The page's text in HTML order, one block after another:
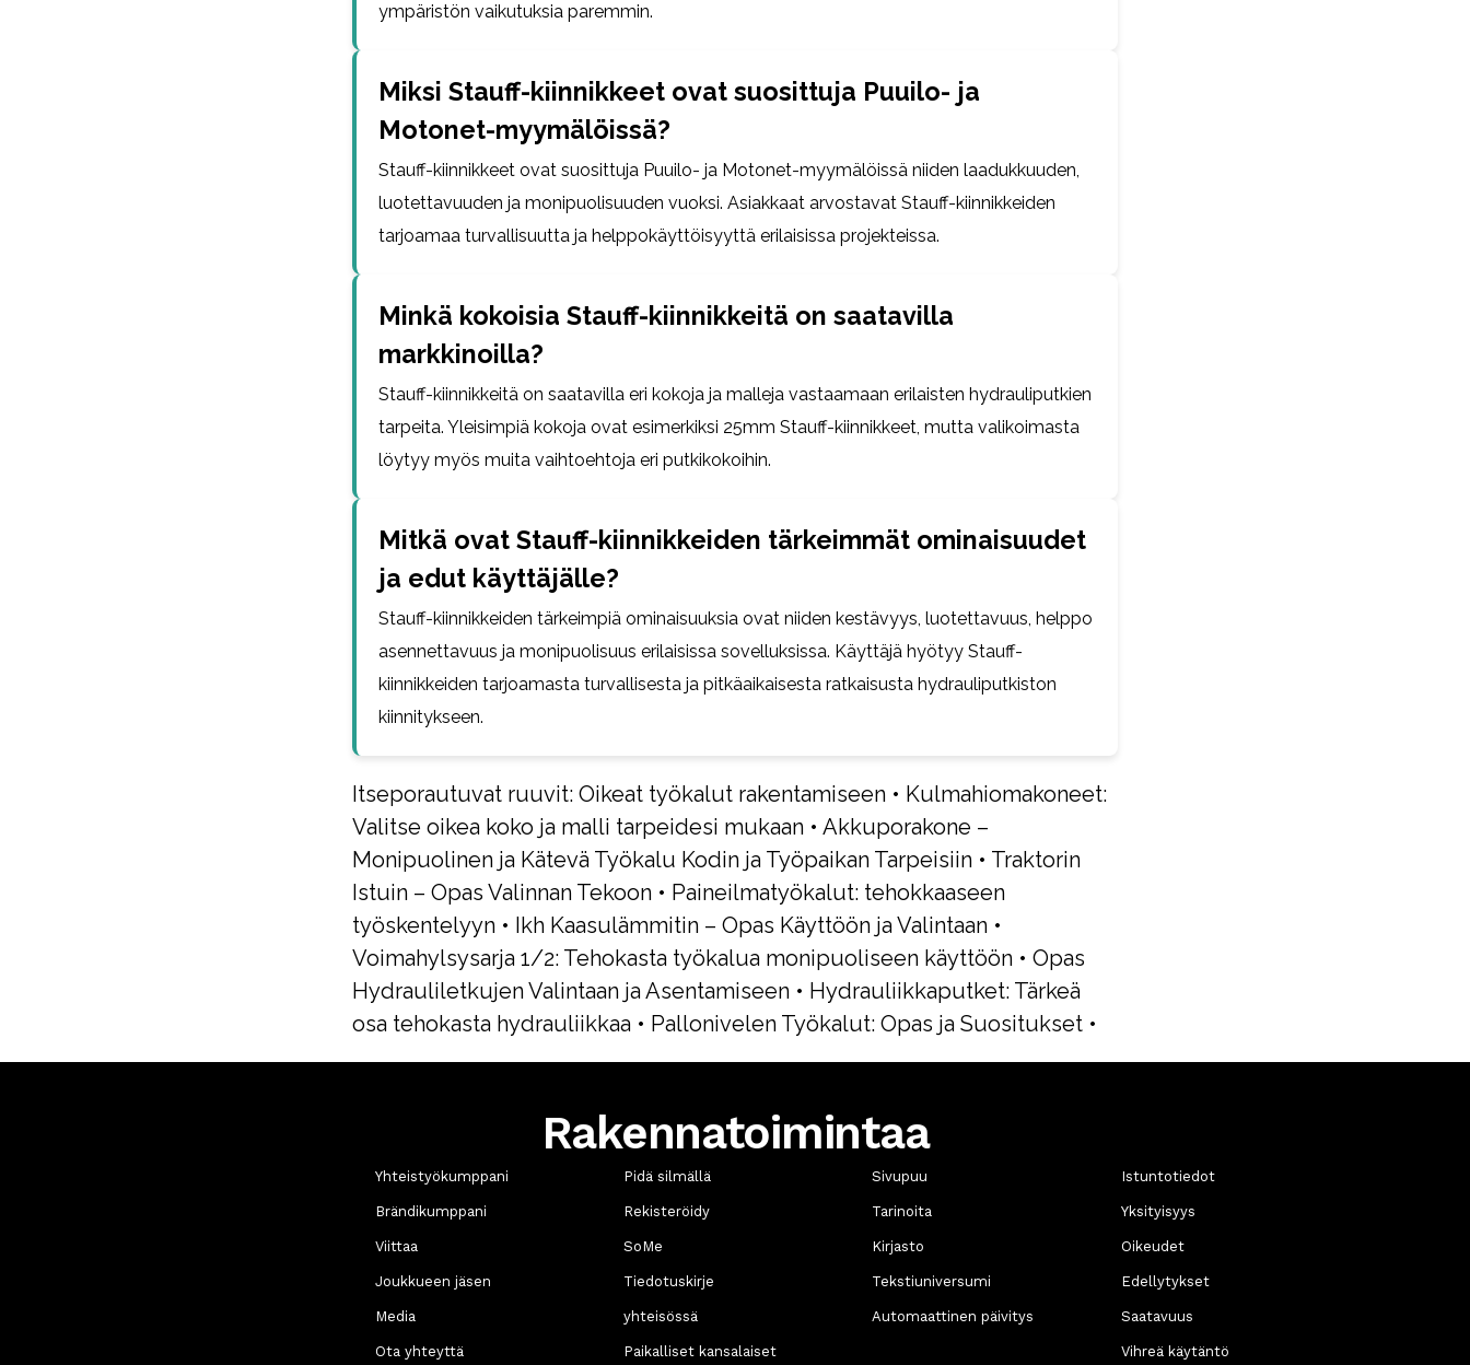
ympäristön vaikutuksia paremmin.
Miksi Stauff-kiinnikkeet ovat suosittuja Puuilo- ja
Motonet-myymälöissä?
Stauff-kiinnikkeet ovat suosittuja Puuilo- ja Motonet-myymälöissä niiden laadukkuuden,
luotettavuuden ja monipuolisuuden vuoksi. Asiakkaat arvostavat Stauff-kiinnikkeiden
tarjoamaa turvallisuutta ja helppokäyttöisyyttä erilaisissa projekteissa.
Minkä kokoisia Stauff-kiinnikkeitä on saatavilla
markkinoilla?
Stauff-kiinnikkeitä on saatavilla eri kokoja ja malleja vastaamaan erilaisten hydrauliputkien
tarpeita. Yleisimpiä kokoja ovat esimerkiksi 25mm Stauff-kiinnikkeet, mutta valikoimasta
löytyy myös muita vaihtoehtoja eri putkikokoihin.
Mitkä ovat Stauff-kiinnikkeiden tärkeimmät ominaisuudet
ja edut käyttäjälle?
Stauff-kiinnikkeiden tärkeimpiä ominaisuuksia ovat niiden kestävyys, luotettavuus, helppo
asennettavuus ja monipuolisuus erilaisissa sovelluksissa. Käyttäjä hyötyy Stauff-
kiinnikkeiden tarjoamasta turvallisesta ja pitkäaikaisesta ratkaisusta hydrauliputkiston
kiinnitykseen.
Itseporautuvat ruuvit: Oikeat työkalut rakentamiseen • Kulmahiomakoneet:
Valitse oikea koko ja malli tarpeidesi mukaan • Akkuporakone –
Monipuolinen ja Kätevä Työkalu Kodin ja Työpaikan Tarpeisiin • Traktorin
Istuin – Opas Valinnan Tekoon • Paineilmatyökalut: tehokkaaseen
työskentelyyn • Ikh Kaasulämmitin – Opas Käyttöön ja Valintaan •
Voimahylsysarja 1/2: Tehokasta työkalua monipuoliseen käyttöön • Opas
Hydrauliletkujen Valintaan ja Asentamiseen • Hydrauliikkaputket: Tärkeä
osa tehokasta hydrauliikkaa • Pallonivelen Työkalut: Opas ja Suositukset •
Rakennatoimintaa
Yhteistyökumppani
Brändikumppani
Viittaa
Joukkueen jäsen
Media
Ota yhteyttä
Pidä silmällä
Rekisteröidy
SoMe
Tiedotuskirje
yhteisössä
Paikalliset kansalaiset
Sivupuu
Tarinoita
Kirjasto
Tekstiuniversumi
Automaattinen päivitys
Istuntotiedot
Yksityisyys
Oikeudet
Edellytykset
Saatavuus
Vihreä käytäntö